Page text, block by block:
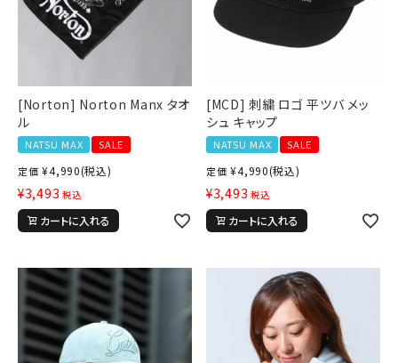
キーワードから探す
search
[Norton] Norton Manx タオ
ル
NATSU MAX
SALE
定価 ¥4,990(税込)
¥3,493 税込
カートに入れる
[MCD] 刺繍 ロゴ 平ツバ メッ
シュ キャップ
NATSU MAX
SALE
定価 ¥4,990(税込)
¥3,493 税込
カートに入れる